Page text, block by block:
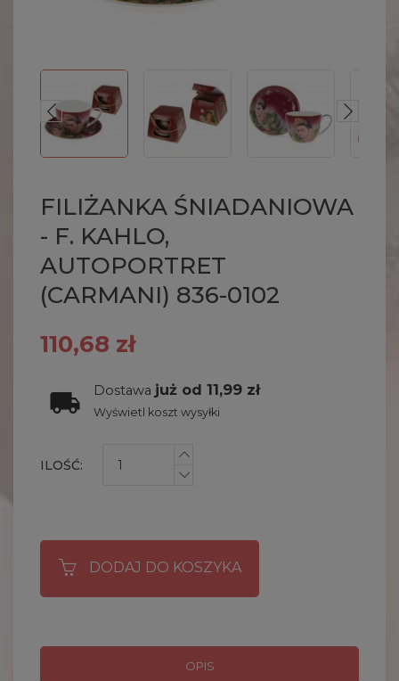
FILIŻANKA ŚNIADANIOWA
- F. KAHLO,
AUTOPORTRET
(CARMANI) 836-0102
110,68 zł
Dostawa już od 11,99 zł
Wyświetl koszt wysyłki
ILOŚĆ:
DODAJ DO KOSZYKA
OPIS